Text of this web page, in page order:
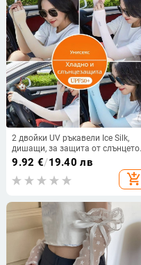
2 двойки UV ръкавели Ice Silk,
дишащи, за защита от слънцето
на открито
9.92 €/19.40 лв
add_shopping_cart